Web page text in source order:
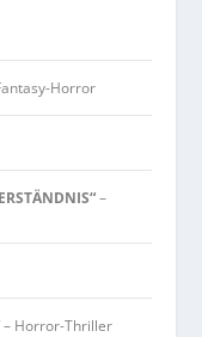
Horror
–
– Horror-Thriller